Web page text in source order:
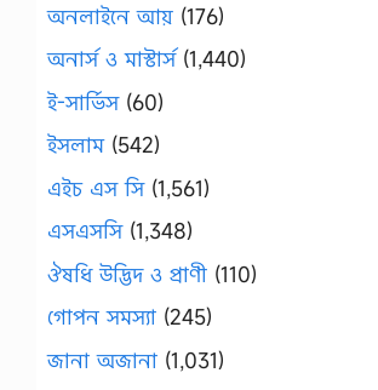
অনলাইনে আয় (176)
অনার্স ও মাস্টার্স(1,440)
ই-সার্ভিস(60)
ইসলাম(542)
এইচ এস সি(1,561)
এসএসসি(1,348)
ঔষধি উদ্ভিদ ও প্রাণী (110)
গোপন সমস্যা (245)
জানা অজানা (1,031)